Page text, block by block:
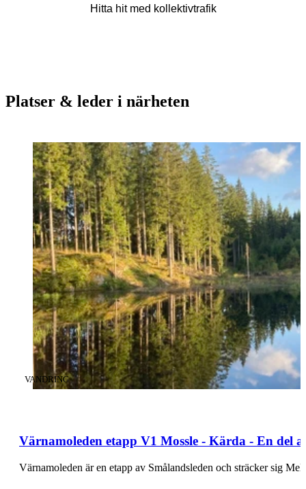
Hitta hit med kollektivtrafik
Platser & leder i närheten
Värnamoleden etapp V1 Mossle - Kärda - En del
KATEGORI:
VANDRING
Värnamoleden är en etapp av Smålandsleden och sträcker sig